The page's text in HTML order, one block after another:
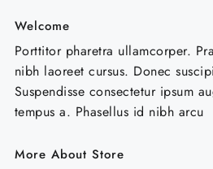
Welcome
Porttitor pharetra ullamcorper.
nibh laoreet cursus. Donec
Suspendisse consectetur ipsum
tempus a. Phasellus id nibh arcu
More About Store